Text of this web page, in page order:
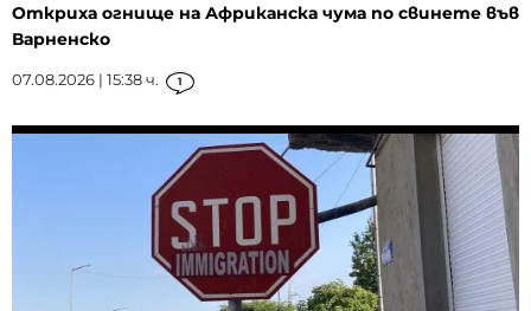
Откриха огнище на Африканска чума по свинете във
Варненско
07.08.2026 | 15:38 ч. 1